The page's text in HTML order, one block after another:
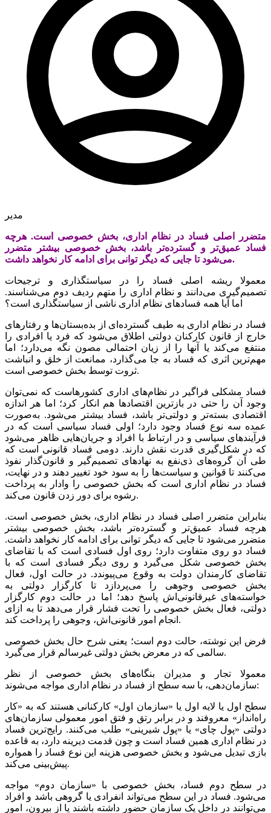
مدیر
متضرر اصلی فساد در نظام اداری، بخش خصوصی است. هرچه
فساد عمیق‌تر و گسترده‌تر باشد، بخش خصوصی بیشتر متضرر
می‌شود تا جایی که دیگر توانی برای ادامه کار نخواهد داشت.
معمولا ریشه اصلی فساد را در سیاستگذاری و ترجیحات
تصمیم‌گیری می‌دانند و نظام اداری را متهم ردیف دوم می‌شناسند.
اما آیا همه فسادهای نظام اداری ناشی از سیاستگذاری است؟
فساد در نظام اداری به طیف گسترده‌ای از بده‌بستان‌ها و رفتارهای
خارج از قانون کارکنان دولتی اطلاق می‌شود که فرد یا افرادی را
منتفع می‌کند یا آنها را از زیان احتمالی مصون نگه می‌دارد؛ اما
مهم‌ترین اثری که فساد به جا می‌گذارد، ممانعت از خلق و انباشت
ثروت توسط بخش خصوصی است.
فساد مشکلی فراگیر در نظام‌های اداری کشورهاست که نمی‌توان
وجود آن را حتی در باز‌ترین اقتصادها هم انکار کرد؛ اما هر اندازه
اقتصادی بسته‌تر و دولتی‌تر باشد، فساد بیشتر می‌شود. به‌صورت
عمده سه نوع فساد وجود دارد؛ اولی فساد سیاسی است که در
فرآیندهای سیاسی و در ارتباط با افراد و جریان‌هایی ظاهر می‌شود
که در شکل‌گیری قدرت نقش دارند. دومی فساد قانونی است که
طی آن گروه‌های ذی‌نفع به نهادهای تصمیم‌گیر و قانون‌گذار نفوذ
می‌کنند تا قوانین و سیاست‌ها را به سود خود تغییر دهند و در نهایت،
فساد در نظام اداری است که بخش خصوصی را وادار به پرداخت
رشوه برای دور زدن قانون می‌کند.
بنابراین متضرر اصلی فساد در نظام اداری، بخش خصوصی است.
هرچه فساد عمیق‌تر و گسترده‌تر باشد، بخش خصوصی بیشتر
متضرر می‌شود تا جایی که دیگر توانی برای ادامه کار نخواهد داشت.
فساد دو روی متفاوت دارد؛ روی اول فسادی است که با تقاضای
بخش خصوصی شکل می‌گیرد و روی دیگر فسادی است که با
تقاضای کارمندان دولت به وقوع می‌پیوندد. در حالت اول، فعال
بخش خصوصی وجوهی را می‌پردازد تا کارگزار دولتی به
خواسته‌های غیرقانونی‌اش پاسخ دهد؛ اما در حالت دوم کارگزار
دولتی، فعال بخش خصوصی را تحت فشار قرار می‌دهد تا به ازای
انجام امور قانونی‌اش، وجوهی را پرداخت کند.
فرض این نوشته، حالت دوم است؛ یعنی شرح حال بخش خصوصی
سالمی که در معرض بخش دولتی غیرسالم قرار می‌گیرد.
معمولا تجار و مدیران بنگاه‌های بخش خصوصی از نظر
سازمان‌دهی، با سه سطح از فساد در نظام اداری مواجه می‌شوند:
سطح اول یا لایه اول یا «سازمان اول» کارکنانی هستند که به «کار
راه‌انداز» معروفند و در برابر رتق و فتق امور معمولی سازمان‌های
دولتی «پول چای» یا «پول شیرینی» طلب می‌کنند. رایج‌ترین فساد
در نظام اداری همین فساد است و چون قدمت دیرینه دارد، به قاعده
بازی تبدیل می‌شود و بخش خصوصی هزینه این نوع فساد را همواره
پیش‌بینی می‌کند.
در سطح دوم فساد، بخش خصوصی با «سازمان دوم» مواجه
می‌شود. فساد در این سطح می‌تواند انفرادی یا گروهی باشد و افراد
می‌توانند در داخل یک سازمان حضور داشته باشند یا از بیرون، امور